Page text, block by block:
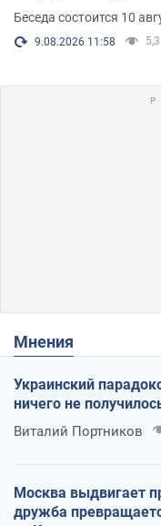
Беседа состоится 10
9.08.2026 11:58
Мнения
Украинский
ничего не
Виталий Портников
Москва выдвигает
дружба